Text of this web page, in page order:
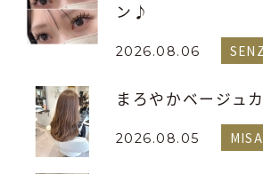
ン♪
2026.08.06
まろやかベージュ
2026.08.05